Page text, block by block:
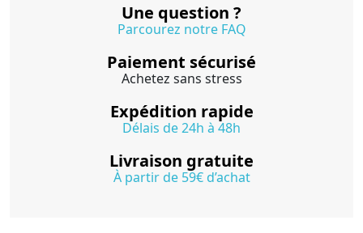
Une question ?
Parcourez notre FAQ
Paiement sécurisé
Achetez sans stress
Expédition rapide
Délais de 24h à 48h
Livraison gratuite
À partir de 59€ d’achat